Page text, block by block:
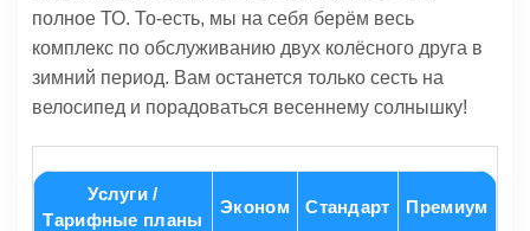
полное ТО. То-есть, мы на себя берём весь
комплекс по обслуживанию двух колёсного друга в
зимний период. Вам останется только сесть на
велосипед и порадоваться весеннему солнышку!
Услуги /
Тарифные планы
Эконом Стандарт Премиум